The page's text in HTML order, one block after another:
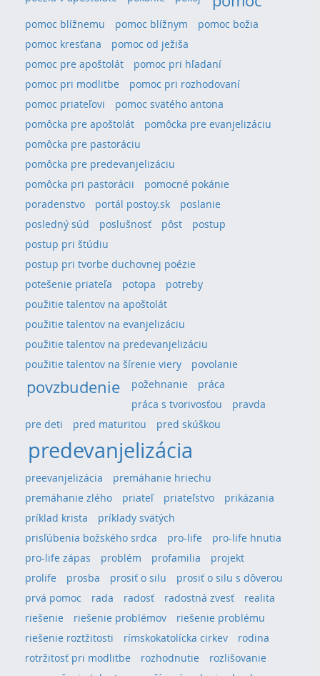
pomoc blížnemu pomoc blížnym
pomoc božia
pomoc kresťana
pomoc od ježiša
pomoc pre apoštolát
pomoc pri hľadaní
pomoc pri modlitbe
pomoc pri rozhodovaní
pomoc priateľovi
pomoc svätého antona
pomôcka pre apoštolát
pomôcka pre evanjelizáciu
pomôcka pre pastoráciu
pomôcka pre predevanjelizáciu
pomôcka pri pastorácii
pomocné pokánie
poradenstvo
portál postoy.sk
poslanie
posledný súd
poslušnosť pôst
postup
postup pri štúdiu
postup pri tvorbe duchovnej poézie
potešenie priateľa
potopa
potreby
použitie talentov na apoštolát
použitie talentov na evanjelizáciu
použitie talentov na predevanjelizáciu
použitie talentov na šírenie viery
povolanie
povzbudenie požehnanie
práca
práca s tvorivosťou
pravda
pre deti
pred maturitou pred skúškou
predevanjelizácia
preevanjelizácia
premáhanie hriechu
premáhanie zlého
priateľ priateľstvo
prikázania
príklad krista
príklady svätých
prisľúbenia božského srdca
pro-life
pro-life hnutia
pro-life zápas
problém profamilia
projekt
prolife
prosba prosiť o silu
prosiť o silu s dôverou
prvá pomoc
rada radosť radostná zvesť
realita
riešenie
riešenie problémov
riešenie problému
riešenie roztžitosti
rímskokatolícka cirkev
rodina
rotržitosť pri modlitbe
rozhodnutie
rozlišovanie